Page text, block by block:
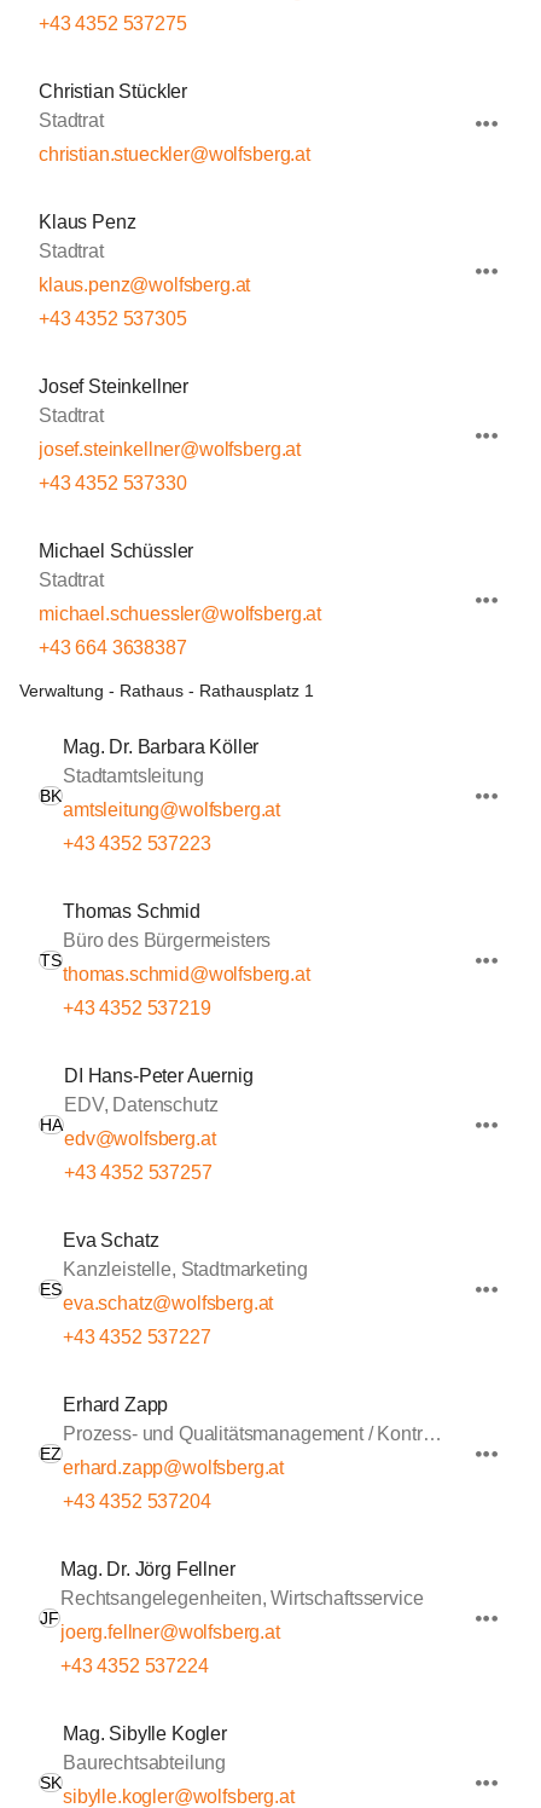
+43 4352 537275
Christian Stückler
Stadtrat
christian.stueckler@wolfsberg.at
Klaus Penz
Stadtrat
klaus.penz@wolfsberg.at
+43 4352 537305
Josef Steinkellner
Stadtrat
josef.steinkellner@wolfsberg.at
+43 4352 537330
Michael Schüssler
Stadtrat
michael.schuessler@wolfsberg.at
+43 664 3638387
Verwaltung - Rathaus - Rathausplatz 1
BK
Mag. Dr. Barbara Köller
Stadtamtsleitung
amtsleitung@wolfsberg.at
+43 4352 537223
TS
Thomas Schmid
Büro des Bürgermeisters
thomas.schmid@wolfsberg.at
+43 4352 537219
HA
DI Hans-Peter Auernig
EDV, Datenschutz
edv@wolfsberg.at
+43 4352 537257
ES
Eva Schatz
Kanzleistelle, Stadtmarketing
eva.schatz@wolfsberg.at
+43 4352 537227
EZ
Erhard Zapp
Prozess- und Qualitätsmanagement / Kontrolle
erhard.zapp@wolfsberg.at
+43 4352 537204
JF
Mag. Dr. Jörg Fellner
Rechtsangelegenheiten, Wirtschaftsservice
joerg.fellner@wolfsberg.at
+43 4352 537224
SK
Mag. Sibylle Kogler
Baurechtsabteilung
sibylle.kogler@wolfsberg.at